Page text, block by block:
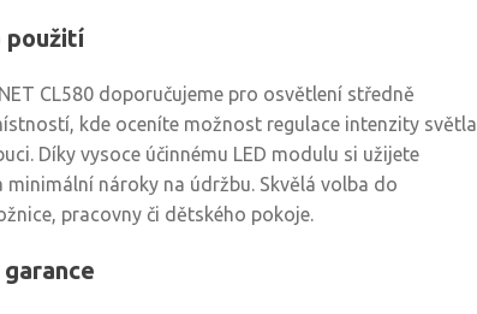
použití
CL580 doporučujeme pro osvětlení středně
kde oceníte možnost regulace intenzity světla
Díky vysoce účinnému LED modulu si užijete
nároky na údržbu. Skvělá volba do
pracovny či dětského pokoje.